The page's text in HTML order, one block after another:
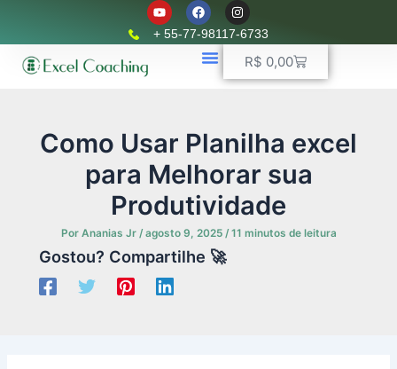
conteúdo
Y
o
u
t
F
a
c
e
b
o
I
n
s
t
r
+ 55-77-98117-6733
R$ 0,00Carrinho
Como Usar Planilha excel
para Melhorar sua
Produtividade
Por Ananias Jr /agosto 9, 2025 /11 minutos de leitura
Gostou? Compartilhe 🚀